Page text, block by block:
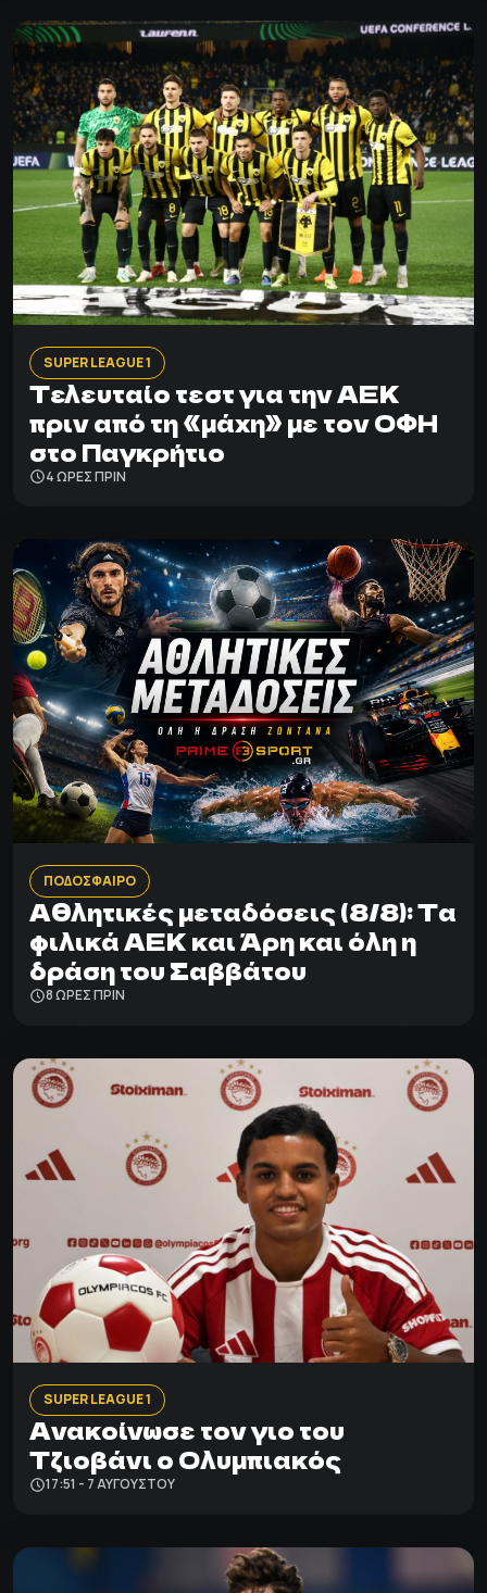
SUPER LEAGUE 1
Τελευταίο τεστ για την ΑΕΚ
πριν από τη «μάχη» με τον ΟΦΗ
στο Παγκρήτιο
4 ΩΡΕΣ ΠΡΙΝ
ΠΟΔΟΣΦΑΙΡΟ
Αθλητικές μεταδόσεις (8/8): Τα
φιλικά ΑΕΚ και Άρη και όλη η
δράση του Σαββάτου
8 ΩΡΕΣ ΠΡΙΝ
SUPER LEAGUE 1
Ανακοίνωσε τον γιο του
Τζιοβάνι ο Ολυμπιακός
17:51 - 7 ΑΥΓΟΎΣΤΟΥ